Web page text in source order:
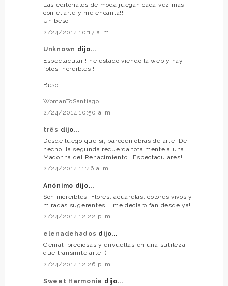
Las editoriales de moda juegan cada vez mas
con el arte y me encanta!!
Un beso
2/24/2014 10:17 a. m.
Unknown dijo...
Espectacular!! he estado viendo la web y hay
fotos increíbles!!
Beso
WomanToSantiago
2/24/2014 10:50 a. m.
três dijo...
Desde luego que sí, parecen obras de arte. De
hecho, la segunda recuerda totalmente a una
Madonna del Renacimiento. ¡Espectaculares!
2/24/2014 11:46 a. m.
Anónimo dijo...
Son increíbles! Flores, acuarelas, colores vivos y
miradas sugerentes... me declaro fan desde ya!
2/24/2014 12:22 p. m.
elenadehados dijo...
Genial! preciosas y envueltas en una sutileza
que transmite arte.:)
2/24/2014 12:26 p. m.
Sweet Harmonie dijo...